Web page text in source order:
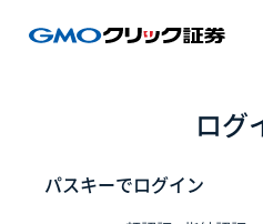
ログ
パスキーでログイン